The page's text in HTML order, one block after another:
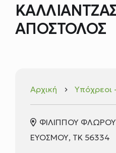
ΑΠΟΣΤΟΛΟΣ
Αρχική keyboard_arrow_right Υπόχρεοι
ΦΙΛΙΠΠΟΥ ΦΛΩΡΟΥ
ΕΥΟΣΜΟΥ, TK 56334